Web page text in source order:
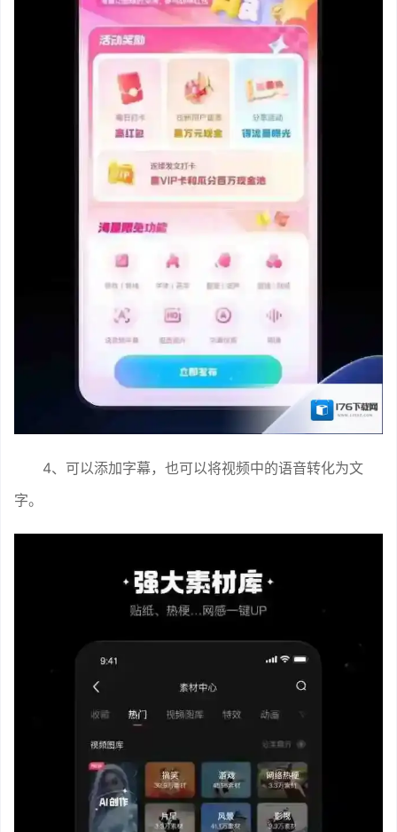
4、可以添加字幕，也可以将视频中的语音转化为文
字。